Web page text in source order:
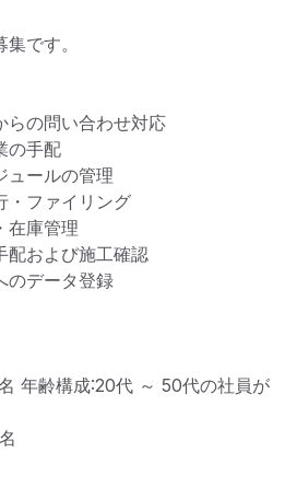
です。
の問い合わせ対応
の手配
ールの管理
ファイリング
在庫管理
および施工確認
データ登録
年齢構成:20代 ～ 50代の社員が